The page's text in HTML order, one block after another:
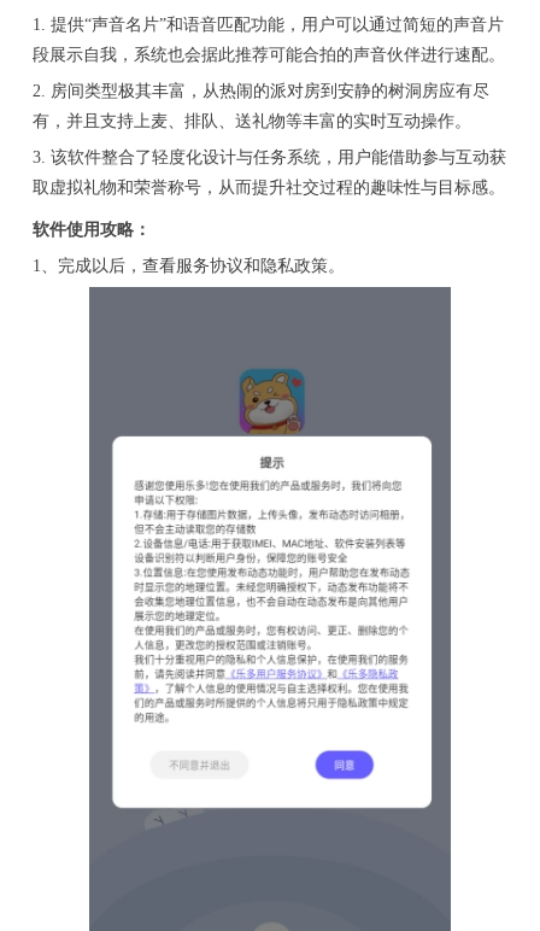
1. 提供“声音名片”和语音匹配功能，用户可以通过简短的声音片
段展示自我，系统也会据此推荐可能合拍的声音伙伴进行速配。
2. 房间类型极其丰富，从热闹的派对房到安静的树洞房应有尽
有，并且支持上麦、排队、送礼物等丰富的实时互动操作。
3. 该软件整合了轻度化设计与任务系统，用户能借助参与互动获
取虚拟礼物和荣誉称号，从而提升社交过程的趣味性与目标感。
软件使用攻略：
1、完成以后，查看服务协议和隐私政策。